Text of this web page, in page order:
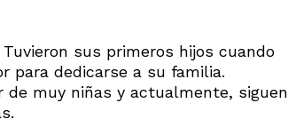
sus primeros hijos cuando
para dedicarse a su familia.
muy niñas y actualmente, siguen